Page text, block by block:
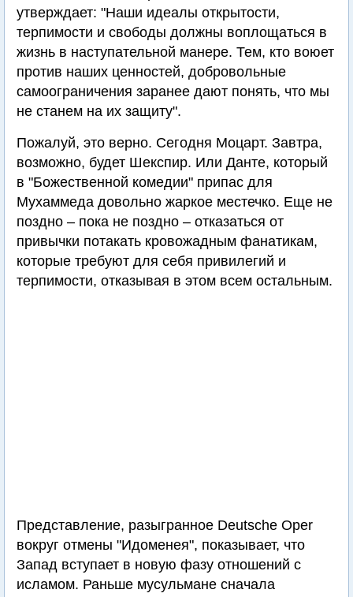
утверждает: "Наши идеалы открытости,
терпимости и свободы должны воплощаться в
жизнь в наступательной манере. Тем, кто воюет
против наших ценностей, добровольные
самоограничения заранее дают понять, что мы
не станем на их защиту".
Пожалуй, это верно. Сегодня Моцарт. Завтра,
возможно, будет Шекспир. Или Данте, который
в "Божественной комедии" припас для
Мухаммеда довольно жаркое местечко. Еще не
поздно – пока не поздно – отказаться от
привычки потакать кровожадным фанатикам,
которые требуют для себя привилегий и
терпимости, отказывая в этом всем остальным.
Представление, разыгранное Deutsche Oper
вокруг отмены "Идоменея", показывает, что
Запад вступает в новую фазу отношений с
исламом. Раньше мусульмане сначала